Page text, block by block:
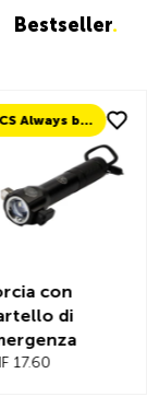
Bestseller.
Kit di pronto
soccorso
compatto da
viaggio
CHF 17.50